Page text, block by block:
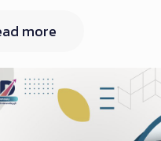
more